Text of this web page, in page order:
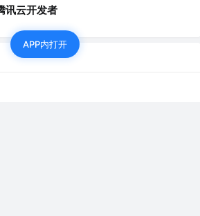
讯云开发者
APP内打开